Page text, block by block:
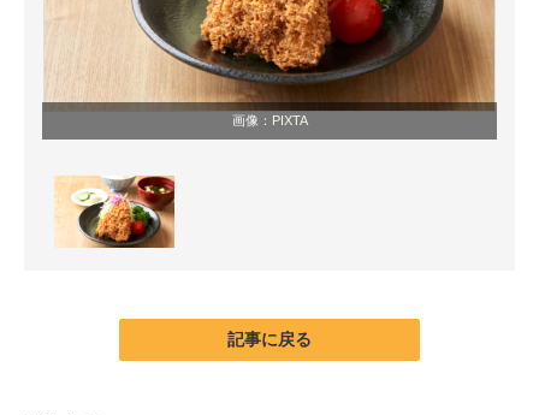
企業ITのトレンドを詳説
経営リーダーのコミュニティ
マーケ×ITの今がよく分かる
企業向けIT製品の総合サイト
製造業のIT導入・活用を支援
画像： PIXTA
記事に戻る